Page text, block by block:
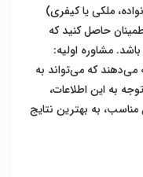
ملکی یا کیفری)
حاصل کنید که
مشاوره اولیه:
می‌دهند که می‌تواند به
به این اطلاعات،
به بهترین نتایج